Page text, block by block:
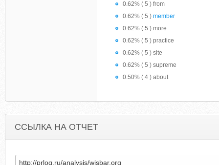
0.62% ( 5 ) from
0.62% ( 5 ) member
0.62% ( 5 ) more
0.62% ( 5 ) practice
0.62% ( 5 ) site
0.62% ( 5 ) supreme
0.50% ( 4 ) about
ССЫЛКА НА ОТЧЕТ